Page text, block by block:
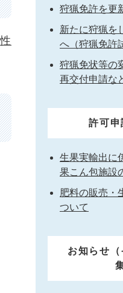
狩猟免許を更
新たに狩猟を
へ（狩猟免許
狩猟免状等の
再交付申請な
許可申
生果実輸出に
果こん包施設
肥料の販売・
ついて
お知らせ